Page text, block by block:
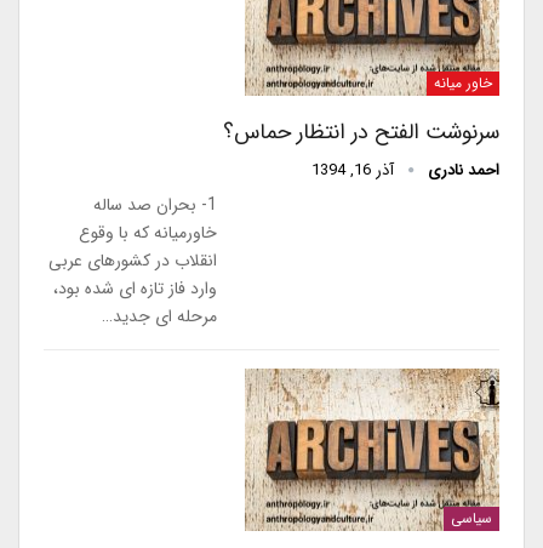
خاور میانه
سرنوشت الفتح در انتظار حماس؟
احمد نادری آذر 16, 1394
1- بحران صد ساله
خاورمیانه که با وقوع
انقلاب در کشورهای عربی
وارد فاز تازه ای شده بود،
مرحله ای جدید…
سیاسی